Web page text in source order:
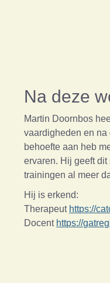
Na deze
Martin Doornbos
vaardigheden en
behoefte aan heb
ervaren. Hij geeft
trainingen al meer
Hij is erkend:
Therapeut https://
Docent https://